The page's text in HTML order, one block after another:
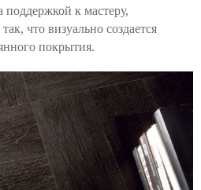
поддержкой к мастеру,
что визуально создается
покрытия.